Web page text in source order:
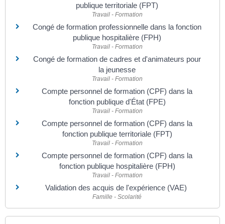
publique territoriale (FPT)
Travail - Formation
Congé de formation professionnelle dans la fonction
publique hospitalière (FPH)
Travail - Formation
Congé de formation de cadres et d'animateurs pour
la jeunesse
Travail - Formation
Compte personnel de formation (CPF) dans la
fonction publique d'État (FPE)
Travail - Formation
Compte personnel de formation (CPF) dans la
fonction publique territoriale (FPT)
Travail - Formation
Compte personnel de formation (CPF) dans la
fonction publique hospitalière (FPH)
Travail - Formation
Validation des acquis de l'expérience (VAE)
Famille - Scolarité